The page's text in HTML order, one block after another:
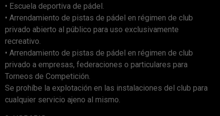
• Escuela deportiva de pádel.
• Arrendamiento de pistas de pádel en régimen de club
privado abierto al público para uso exclusivamente
recreativo.
• Arrendamiento de pistas de pádel en régimen de club
privado a empresas, federaciones o particulares para
Torneos de Competición.
Se prohíbe la explotación en las instalaciones del club para
cualquier servicio ajeno al mismo.